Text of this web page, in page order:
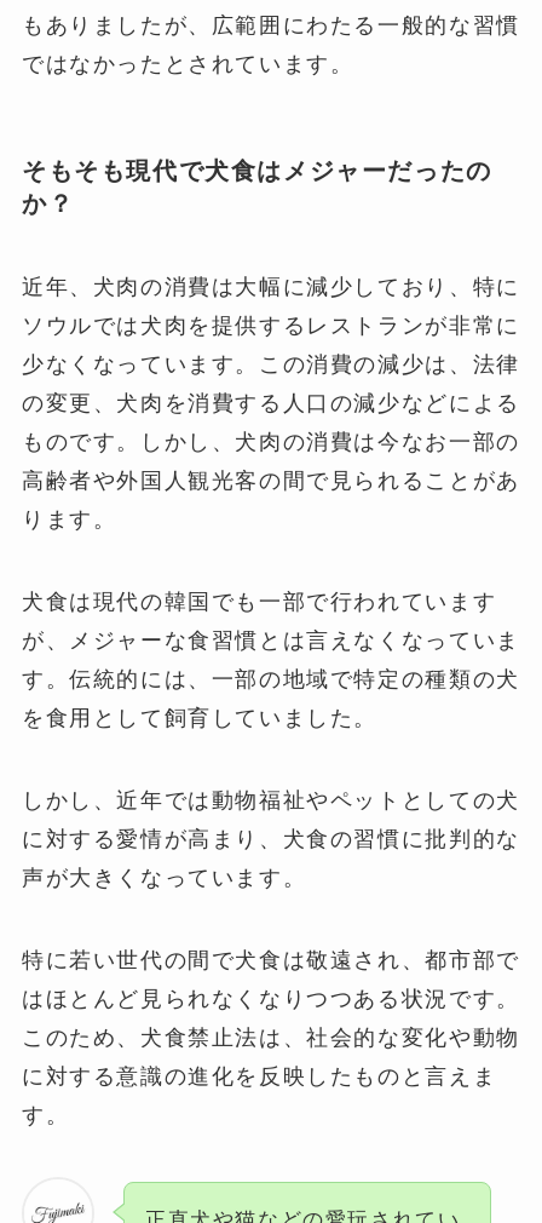
もありましたが、広範囲にわたる一般的な習慣
ではなかったとされています。
そもそも現代で犬食はメジャーだったの
か？
近年、犬肉の消費は大幅に減少しており、特に
ソウルでは犬肉を提供するレストランが非常に
少なくなっています。この消費の減少は、法律
の変更、犬肉を消費する人口の減少などによる
ものです。しかし、犬肉の消費は今なお一部の
高齢者や外国人観光客の間で見られることがあ
ります。
犬食は現代の韓国でも一部で行われています
が、メジャーな食習慣とは言えなくなっていま
す。伝統的には、一部の地域で特定の種類の犬
を食用として飼育していました。
しかし、近年では動物福祉やペットとしての犬
に対する愛情が高まり、犬食の習慣に批判的な
声が大きくなっています。
特に若い世代の間で犬食は敬遠され、都市部で
はほとんど見られなくなりつつある状況です。
このため、犬食禁止法は、社会的な変化や動物
に対する意識の進化を反映したものと言えま
す。